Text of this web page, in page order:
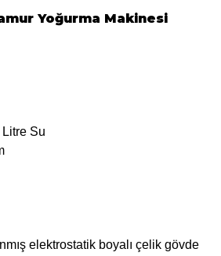
Yoğurma Makinesi
Su
elektrostatik boyalı çelik gövde